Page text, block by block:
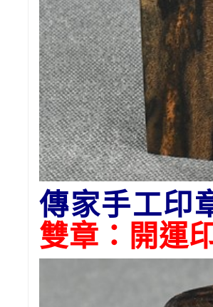
傳家手工印
雙章：開運